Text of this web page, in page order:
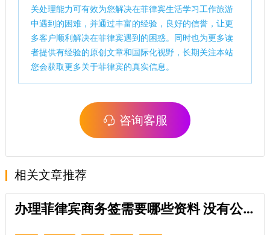
关处理能力可有效为您解决在菲律宾生活学习工作旅游
中遇到的困难，并通过丰富的经验，良好的信誉，让更
多客户顺利解决在菲律宾遇到的困惑。同时也为更多读
者提供有经验的原创文章和国际化视野，长期关注本站
您会获取更多关于菲律宾的真实信息。
咨询客服
相关文章推荐
办理菲律宾商务签需要哪些资料 没有公司的邀请函可以办理商务签吗